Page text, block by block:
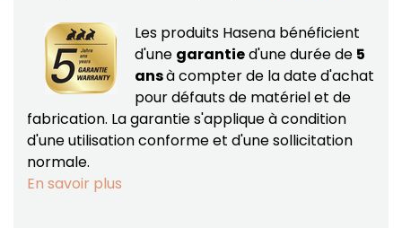
Les produits Hasena bénéficient
d'une garantied'une durée de 5
ansà compter de la date d'achat
pour défauts de matériel et de
fabrication. La garantie s'applique à condition
d'une utilisation conforme et d'une sollicitation
normale.
En savoir plus